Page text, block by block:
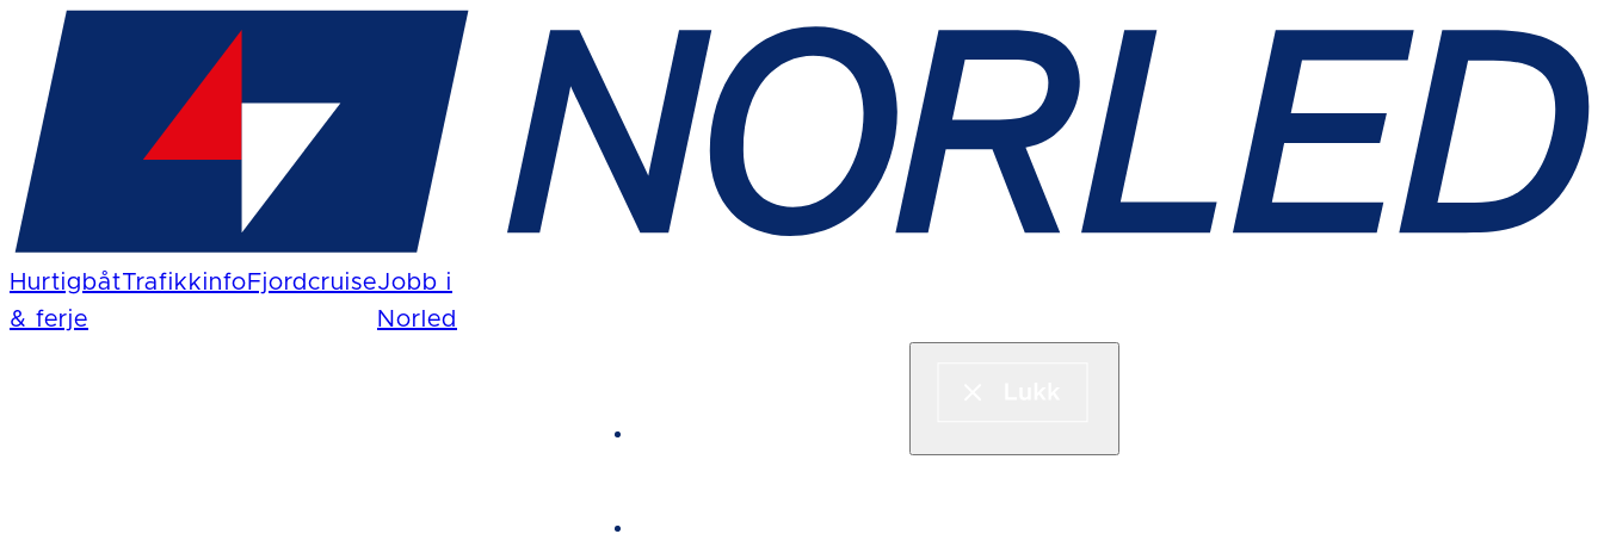
Hurtigbåt
& ferje
Trafikkinfo FjordcruiseJobb i
Norled